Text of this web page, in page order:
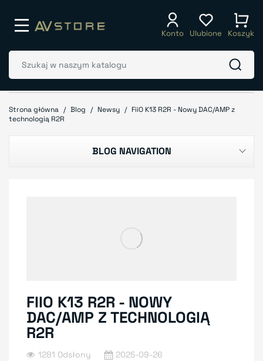
Konto Ulubione Koszyk
Strona główna Blog Newsy
FiiO K13 R2R - Nowy DAC/AMP z
technologią R2R
BLOG NAVIGATION
FIIO K13 R2R - NOWY
DAC/AMP Z TECHNOLOGIĄ
R2R
1281 Odsłony
2025-09-26